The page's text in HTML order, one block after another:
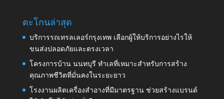
ตะโกนล่าสุด
บริการรถเทรลเลอร์กรุงเทพ เลือกผู้ให้บริการอย่างไรให้
ขนส่งปลอดภัยและตรงเวลา
โครงการบ้าน นนทบุรี ทำเลที่เหมาะสำหรับการสร้าง
คุณภาพชีวิตที่มั่นคงในระยะยาว
โรงงานผลิตเครื่องสำอางที่มีมาตรฐาน ช่วยสร้างแบรนด์